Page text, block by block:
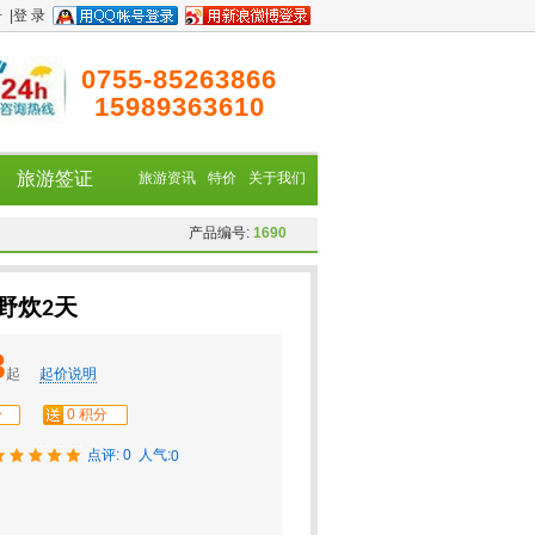
登 录
0755-85263866
15989363610
旅游签证 关于我们
特价
旅游资讯
产品编号: 1690
炊2天
起 起价说明
0 积分
点评: 0 人气:0